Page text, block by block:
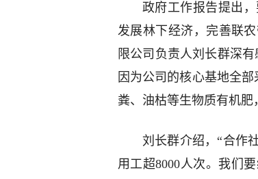
政府工作报告提出
发展林下经济，完善联
限公司负责人刘长群深
因为公司的核心基地全
粪、油枯等生物质有机肥
刘长群介绍，“合作
用工超8000人次。我们